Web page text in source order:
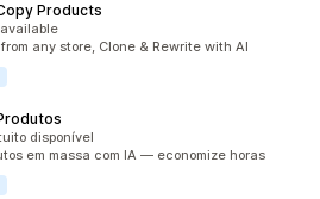
Products
any store, Clone & Rewrite with AI
disponível
em massa com IA — economize horas